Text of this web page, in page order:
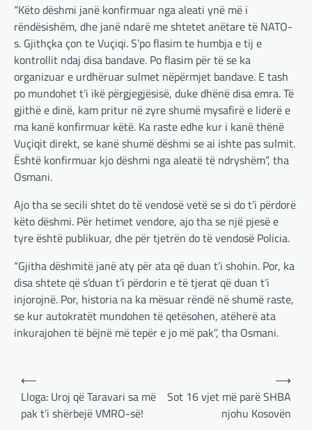
“Këto dëshmi janë konfirmuar nga aleati ynë më i
rëndësishëm, dhe janë ndarë me shtetet anëtare të NATO-
s. Gjithçka çon te Vuçiqi. S’po flasim te humbja e tij e
kontrollit ndaj disa bandave. Po flasim për të se ka
organizuar e urdhëruar sulmet nëpërmjet bandave. E tash
po mundohet t’i ikë përgjegjësisë, duke dhënë disa emra. Të
gjithë e dinë, kam pritur në zyre shumë mysafirë e liderë e
ma kanë konfirmuar këtë. Ka raste edhe kur i kanë thënë
Vuçiqit direkt, se kanë shumë dëshmi se ai ishte pas sulmit.
Është konfirmuar kjo dëshmi nga aleatë të ndryshëm”, tha
Osmani.
Ajo tha se secili shtet do të vendosë vetë se si do t’i përdorë
këto dëshmi. Për hetimet vendore, ajo tha se një pjesë e
tyre është publikuar, dhe për tjetrën do të vendosë Policia.
“Gjitha dëshmitë janë aty për ata që duan t’i shohin. Por, ka
disa shtete që s’duan t’i përdorin e të tjerat që duan t’i
injorojnë. Por, historia na ka mësuar rëndë në shumë raste,
se kur autokratët mundohen të qetësohen, atëherë ata
inkurajohen të bëjnë më tepër e jo më pak”, tha Osmani.
Post
navigation
⟵
Lloga: Uroj që Taravari sa më
pak t’i shërbejë VMRO-së!
Sot 16 vjet më parë SHBA
njohu Kosovën
⟶